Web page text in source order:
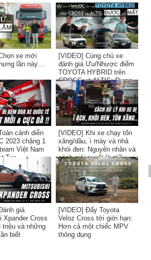
xe mới
lần này…
[VIDEO] Cùng chủ xe
đánh giá Ưu/Nhược điểm
TOYOTA HYBRID trên
CROSS và ALTIS: Được
và Mất?
cảnh diễn
2023 chặng 1
Việt Nam
Top
[VIDEO] Khi xe chạy tốn
xăng/dầu, ì máy và nhả
khói đen: Nguyên nhân và
cách giải quyết là gì?
giá
Xpander Cross
triệu và những
biết
[VIDEO] Đẩy Toyota
Veloz Cross tới giới hạn:
Hơn cả một chiếc MPV
thông dụng